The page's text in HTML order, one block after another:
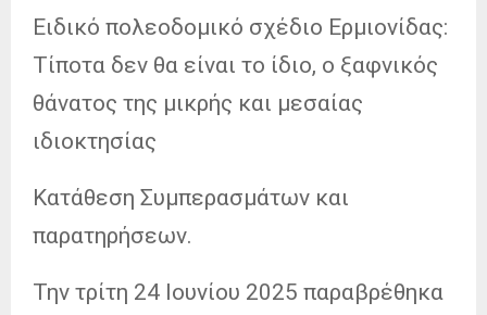
Ειδικό πολεοδομικό σχέδιο Ερμιονίδας:
Τίποτα δεν θα είναι το ίδιο, ο ξαφνικός
θάνατος της μικρής και μεσαίας
ιδιοκτησίας
Κατάθεση Συμπερασμάτων και
παρατηρήσεων.
Την τρίτη 24 Ιουνίου 2025 παραβρέθηκα